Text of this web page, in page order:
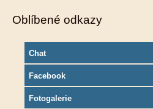
Oblíbené odkazy
Chat
Facebook
Fotogalerie